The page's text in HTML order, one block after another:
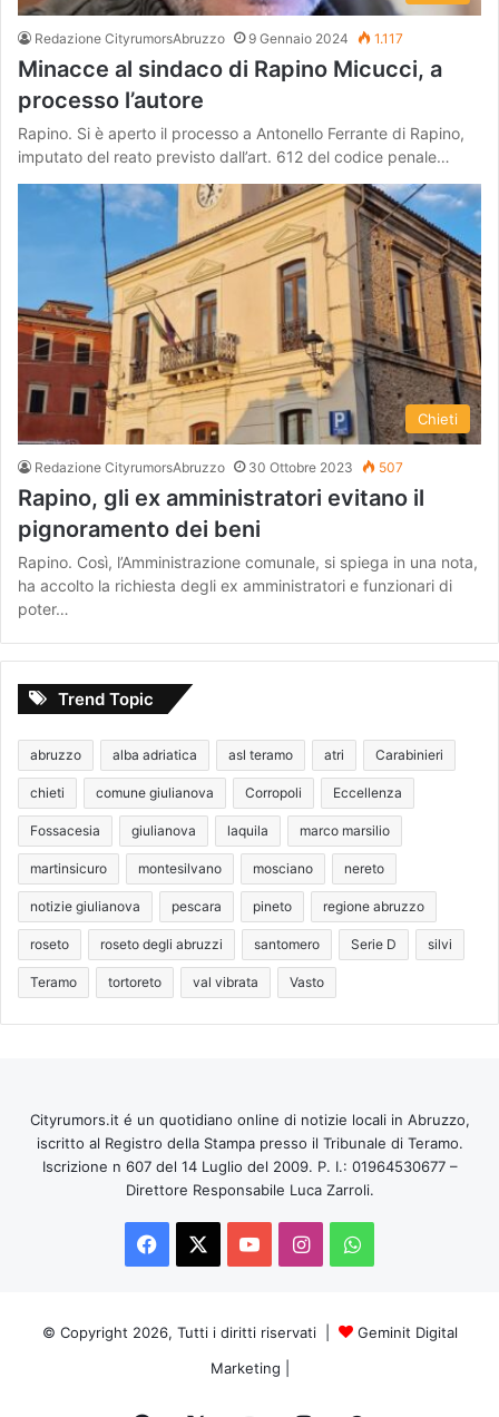
Redazione CityrumorsAbruzzo 9 Gennaio 2024 1.117
Minacce al sindaco di Rapino Micucci, a
processo l’autore
Rapino. Si è aperto il processo a Antonello Ferrante di Rapino,
imputato del reato previsto dall’art. 612 del codice penale…
Chieti
Redazione CityrumorsAbruzzo 30 Ottobre 2023 507
Rapino, gli ex amministratori evitano il
pignoramento dei beni
Rapino. Così, l’Amministrazione comunale, si spiega in una nota,
ha accolto la richiesta degli ex amministratori e funzionari di
poter…
Trend Topic
abruzzo alba adriatica asl teramo atri Carabinieri
chieti comune giulianova Corropoli Eccellenza
Fossacesia giulianova laquila marco marsilio
martinsicuro montesilvano mosciano nereto
notizie giulianova pescara pineto regione abruzzo
roseto roseto degli abruzzi santomero Serie D silvi
Teramo tortoreto val vibrata Vasto
Cityrumors.it é un quotidiano online di notizie locali in Abruzzo,
iscritto al Registro della Stampa presso il Tribunale di Teramo.
Iscrizione n 607 del 14 Luglio del 2009. P. I.: 01964530677 –
Direttore Responsabile Luca Zarroli.
Facebook
You InstagramWhatsApp
© Copyright 2026, Tutti i diritti riservati |
Geminit Digital
Marketing